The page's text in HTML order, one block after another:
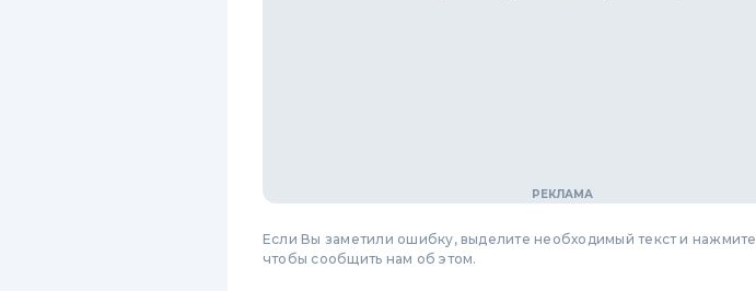
Если Вы заметили ошибку, выделите необходимый текст и нажмите
чтобы сообщить нам об этом.